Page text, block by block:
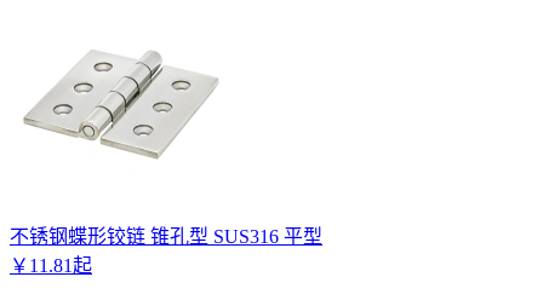
不锈钢蝶形铰链 锥孔型 SUS316 平型
￥ 11 .81起